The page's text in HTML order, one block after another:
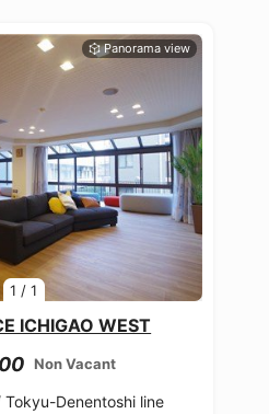
1 /1
ICHIGAO WEST
Non Vacant
Tokyu-Denentoshi line